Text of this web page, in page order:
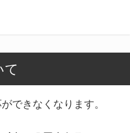
て
できなくなります。